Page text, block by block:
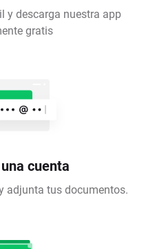
y descarga nuestra app
gratis
cuenta
adjunta tus documentos.